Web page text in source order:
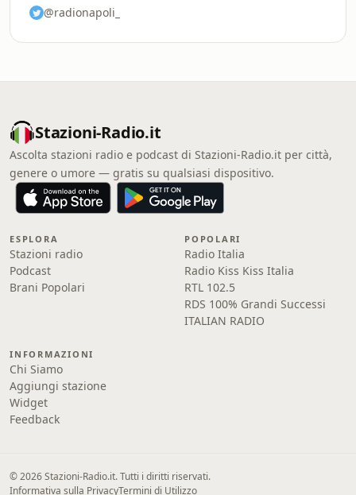
@radionapoli_
Stazioni-Radio.it
Ascolta stazioni radio e podcast di Stazioni-Radio.it per città,
genere o umore — gratis su qualsiasi dispositivo.
ESPLORA
Stazioni radio
Podcast
Brani Popolari
POPOLARI
Radio Italia
Radio Kiss Kiss Italia
RTL 102.5
RDS 100% Grandi Successi
ITALIAN RADIO
INFORMAZIONI
Chi Siamo
Aggiungi stazione
Widget
Feedback
© 2026 Stazioni-Radio.it. Tutti i diritti riservati.
Informativa sulla PrivacyTermini di Utilizzo